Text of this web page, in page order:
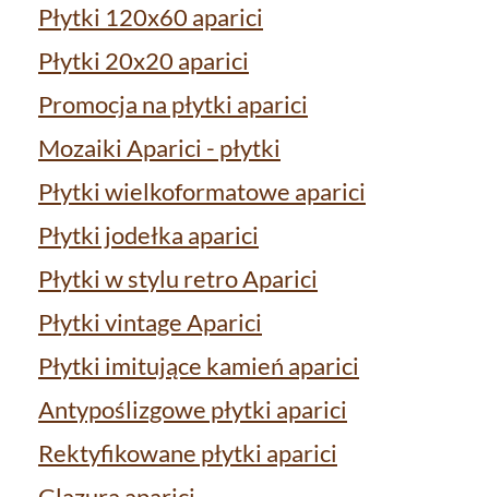
Płytki 120x60 aparici
Płytki 20x20 aparici
Promocja na płytki aparici
Mozaiki Aparici - płytki
Płytki wielkoformatowe aparici
Płytki jodełka aparici
Płytki w stylu retro Aparici
Płytki vintage Aparici
Płytki imitujące kamień aparici
Antypoślizgowe płytki aparici
Rektyfikowane płytki aparici